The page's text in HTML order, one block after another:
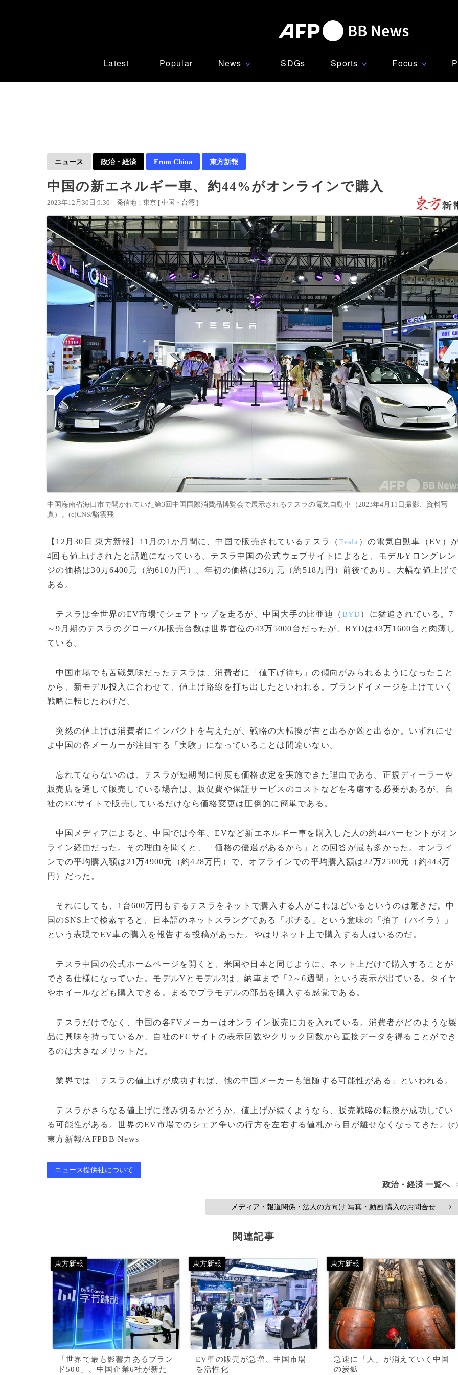
Latest Popular News ∨ SDGs Sports ∨ Focus ∨
ニュース 政治・経済 From China 東方新報
中国の新エネルギー車、約44%がオンラインで購入
2023年12月30日 9:30 発信地：東京 [ 中国・台湾 ]
中国海南省海口市で開かれていた第3回中国国際消費品博覧会で展示されるテスラの電気自動車（2023年4月11日撮影、資料写
真）。(c)CNS/駱雲飛
【12月30日 東方新報】11月の1か月間に、中国で販売されているテスラ（Tesla ）の電気自動車（EV）
4回も値上げされたと話題になっている。テスラ中国の公式ウェブサイトによると、モデルYロングレン
ジの価格は30万6400元（約610万円）。年初の価格は26万元（約518万円）前後であり、大幅な値上げで
ある。
テスラは全世界のEV市場でシェアトップを走るが、中国大手の比亜迪（ BYD）に猛追されている。7
～9月期のテスラのグローバル販売台数は世界首位の43万5000台だったが、BYDは43万1600台と肉薄し
ている。
中国市場でも苦戦気味だったテスラは、消費者に「値下げ待ち」の傾向がみられるようになったこと
から、新モデル投入に合わせて、値上げ路線を打ち出したといわれる。ブランドイメージを上げていく
戦略に転じたわけだ。
突然の値上げは消費者にインパクトを与えたが、戦略の大転換が吉と出るか凶と出るか。いずれにせ
よ中国の各メーカーが注目する「実験」になっていることは間違いない。
忘れてならないのは、テスラが短期間に何度も価格改定を実施できた理由である。正規ディーラーや
販売店を通して販売している場合は、販促費や保証サービスのコストなどを考慮する必要があるが、自
社のECサイトで販売しているだけなら価格変更は圧倒的に簡単である。
中国メディアによると、中国では今年、EVなど新エネルギー車を購入した人の約44パーセントがオン
ライン経由だった。その理由を聞くと、「価格の優遇があるから」との回答が最も多かった。オンライ
ンでの平均購入額は21万4900元（約428万円）で、オフラインでの平均購入額は22万2500元（約443万
円）だった。
それにしても、1台600万円もするテスラをネットで購入する人がこれほどいるというのは驚きだ。中
国のSNS上で検索すると、日本語のネットスラングである「ポチる」という意味の「拍了（パイラ）」
という表現でEV車の購入を報告する投稿があった。やはりネット上で購入する人はいるのだ。
テスラ中国の公式ホームページを開くと、米国や日本と同じように、ネット上だけで購入することが
できる仕様になっていた。モデルYとモデル3は、納車まで「2～6週間」という表示が出ている。タイヤ
やホイールなども購入できる。まるでプラモデルの部品を購入する感覚である。
テスラだけでなく、中国の各EVメーカーはオンライン販売に力を入れている。消費者がどのような製
品に興味を持っているか、自社のECサイトの表示回数やクリック回数から直接データを得ることができ
るのは大きなメリットだ。
業界では「テスラの値上げが成功すれば、他の中国メーカーも追随する可能性がある」といわれる。
テスラがさらなる値上げに踏み切るかどうか。値上げが続くようなら、販売戦略の転換が成功してい
る可能性がある。世界のEV市場でのシェア争いの行方を左右する値札から目が離せなくなってきた。
東方新報/AFPBB News
ニュース提供社について
政治・経済 一覧へ
メディア・報道関係・法人の方向け 写真・動画 購入のお問合せ >
関連記事
「世界で最も影響力あるブラン
ド500」、中国企業6社が新た
EV車の販売が急増、中国市場
を活性化
急速に「人」が消えていく中国
の炭鉱